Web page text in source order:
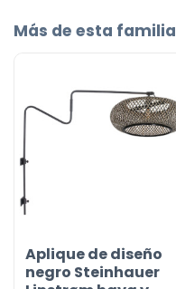
Más de esta familia
Aplique de diseño
negro Steinhauer